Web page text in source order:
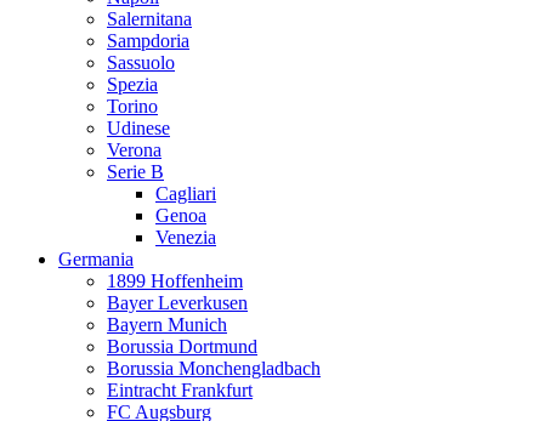
Salernitana
Sampdoria
Sassuolo
Spezia
Torino
Udinese
Verona
Serie B
Cagliari
Genoa
Venezia
Germania
1899 Hoffenheim
Bayer Leverkusen
Bayern Munich
Borussia Dortmund
Borussia Monchengladbach
Eintracht Frankfurt
FC Augsburg